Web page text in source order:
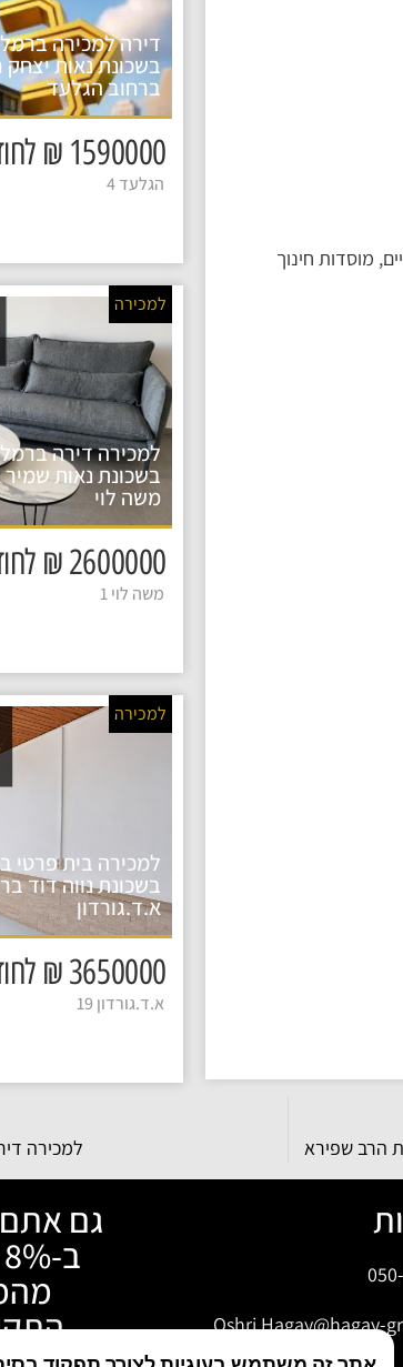
מוסדות חינוך
דירה למכירה
בשכונת נאות יצחק
ברחוב הגלעד
1590000 ₪ לחודש
הגלעד 4
למכירה דירה
בשכונת נאות
משה לוי
2600000 ₪ לחודש
משה לוי 1
למכירה
למכירה בית פרטי
בשכונת נווה דוד
א.ד.גורדון
3650000 ₪ לחודש
א.ד.גורדון 19
למכירה
הרב שפירא למכירה
Oshri.Hagay@hagay-
גם אתם